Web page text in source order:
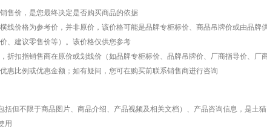
售价，是您最终决定是否购买商品的依据
线价格为参考价，并非原价，该价格可能是品牌专柜标价、商品吊牌价或由品牌
、建议零售价等）。该价格仅供您参考
折扣指销售商在原价或划线价（如品牌专柜标价、品牌吊牌价、厂商指导价、厂
惠比例或优惠金额；如有疑问，您可在购买前联系销售商进行咨询
括但不限于商品图片、商品介绍、产品视频及相关文档）、产品咨询信息，是土
用